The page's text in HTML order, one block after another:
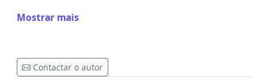
O problema, agravado pela aparente falta de
apurar e mitigar as causas das falhas reportadas,
tem gerado crescente insatisfação na sociedade
Mostrar mais
Contactar o autor